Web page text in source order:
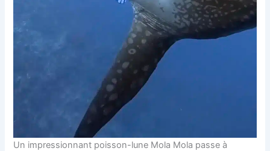
Un impressionnant poisson-lune Mola Mola passe à